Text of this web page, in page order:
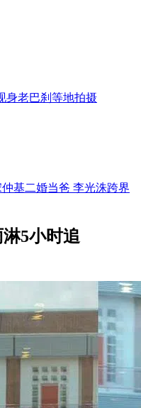
身老巴刹等地拍摄
基二婚当爸 李光洙跨界
5小时追